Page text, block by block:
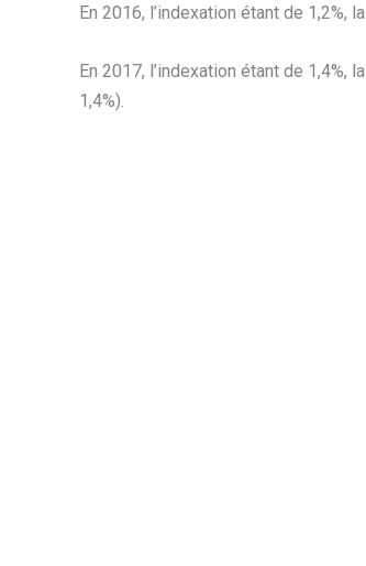
En 2016, l’indexation étant de 1,2%,
En 2017, l’indexation étant de 1,4%,
1,4%).